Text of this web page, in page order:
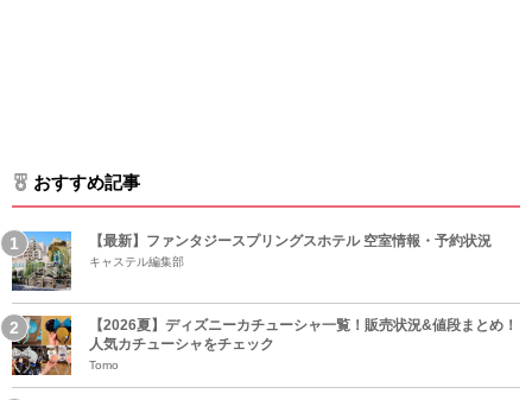
おすすめ記事
【最新】ファンタジースプリングスホテル 空室情報・予約状況
キャステル編集部
【2026夏】ディズニーカチューシャ一覧！販売状況&値段まとめ！
人気カチューシャをチェック
Tomo